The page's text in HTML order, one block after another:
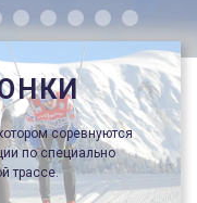
соревнуются
по специально
трассе.